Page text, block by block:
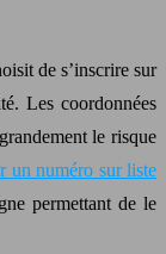
de s’inscrire sur
Les coordonnées
le risque
un numéro sur liste
permettant de le